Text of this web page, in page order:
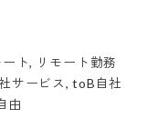
ト, リモート勤務
サービス, toB自社
由